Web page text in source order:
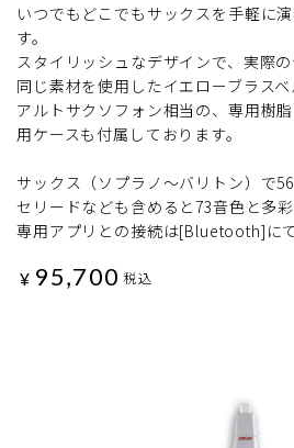
いつでもどこでもサックスを手軽に
す。
スタイリッシュなデザインで、実際
同じ素材を使用したイエローブラスベ
アルトサクソフォン相当の、専用樹
用ケースも付属しております。
サックス（ソプラノ～バリトン）で
セリードなども含めると73音色と多彩
専用アプリとの接続は[Bluetooth]に
¥ 95,700 税込